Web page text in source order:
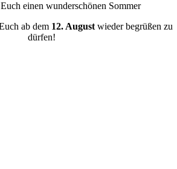
einen wunderschönen Sommer
ab dem 12. August wieder begrüßen zu
dürfen!